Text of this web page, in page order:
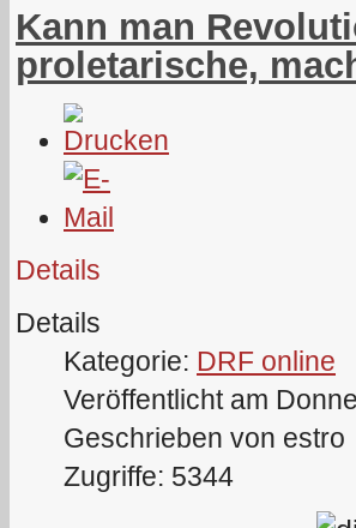
Kann man
proletarische,
Details
Details
Kategorie: DRF online
Veröffentlicht am
Geschrieben von estro
Zugriffe: 5344